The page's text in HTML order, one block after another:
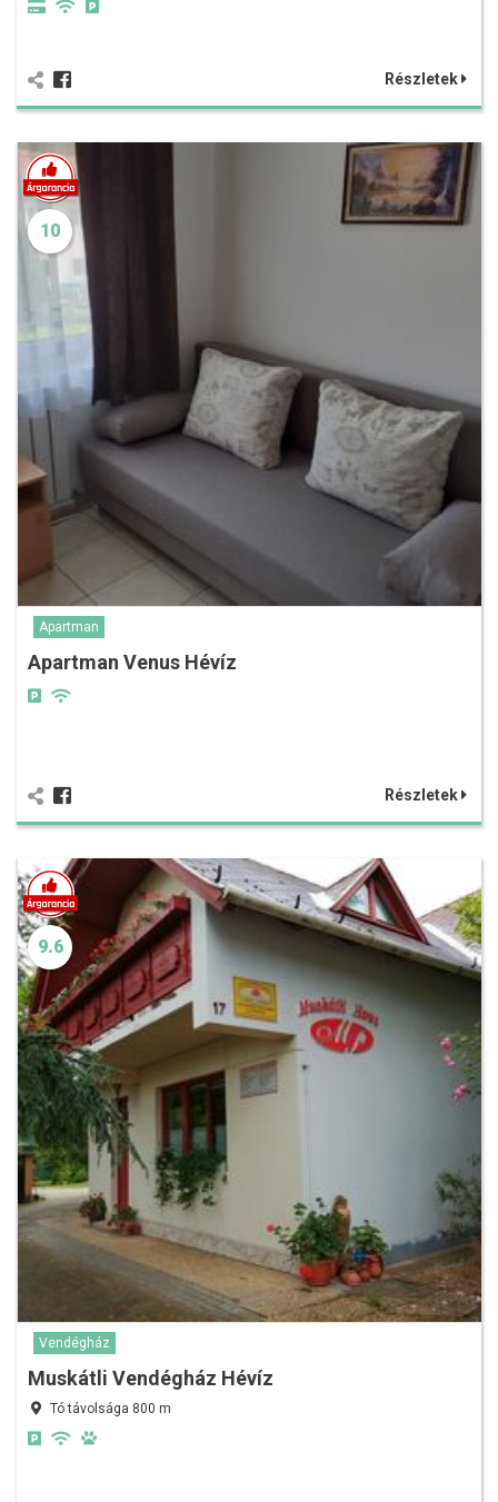
Részletek
10
Apartman
Apartman Venus Hévíz
Részletek
9.6
Vendégház
Muskátli Vendégház Hévíz
Tó távolsága 800 m